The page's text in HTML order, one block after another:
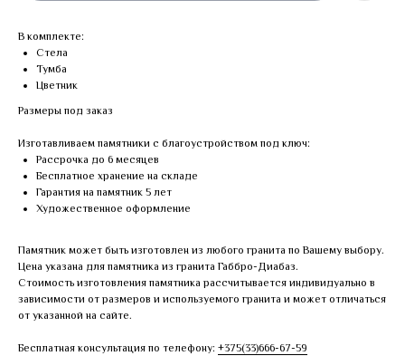
В комплекте:
Стела
Тумба
Цветник
Размеры под заказ
Изготавливаем памятники с благоустройством под ключ:
Рассрочка до 6 месяцев
Бесплатное хранение на складе
Гарантия на памятник 5 лет
Художественное оформление
Памятник может быть изготовлен из любого гранита по Вашему выбору.
Цена указана для памятника из гранита Габбро-Диабаз.
Стоимость изготовления памятника рассчитывается индивидуально в
зависимости от размеров и используемого гранита и может отличаться
от указанной на сайте.
Бесплатная консультация по телефону: +375(33)666-67-59